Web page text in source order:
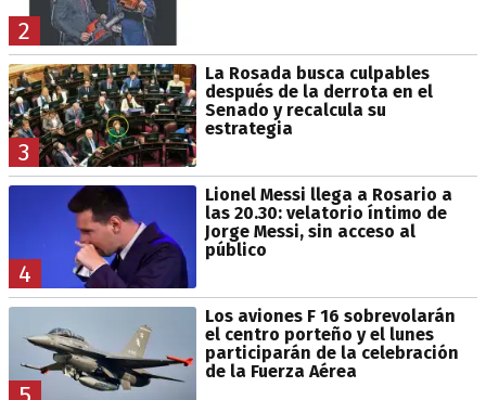
2
3
La Rosada busca culpables
después de la derrota en el
Senado y recalcula su
estrategia
4
Lionel Messi llega a Rosario a
las 20.30: velatorio íntimo de
Jorge Messi, sin acceso al
público
Los aviones F 16 sobrevolarán
el centro porteño y el lunes
participarán de la celebración
de la Fuerza Aérea